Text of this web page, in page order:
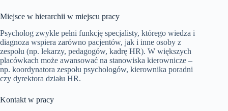
Miejsce w hierarchii w miejscu pracy
Psycholog zwykle pełni funkcję specjalisty, którego wiedza i
diagnoza wspiera zarówno pacjentów, jak i inne osoby z
zespołu (np. lekarzy, pedagogów, kadrę HR). W większych
placówkach może awansować na stanowiska kierownicze –
np. koordynatora zespołu psychologów, kierownika poradni
czy dyrektora działu HR.
Kontakt w pracy